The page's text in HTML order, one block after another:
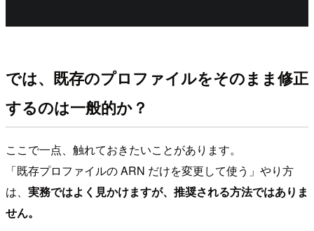
では、既存のプロファイルをそのまま修正
するのは一般的か？
ここで一点、触れておきたいことがあります。
「既存プロファイルの ARN だけを変更して使う」やり方
は、 実務ではよく見かけますが、推奨される方法ではありま
せん。